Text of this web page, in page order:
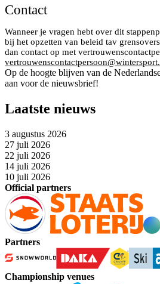
Contact
Wanneer je vragen hebt over dit
bij het opzetten van beleid tav
dan contact op met
Op de hoogte blijven van de
aan voor de nieuwsbrief!
Laatste nieuws
3 augustus 2026
27 juli 2026
22 juli 2026
14 juli 2026
10 juli 2026
Official partners
Partners
Championship venues